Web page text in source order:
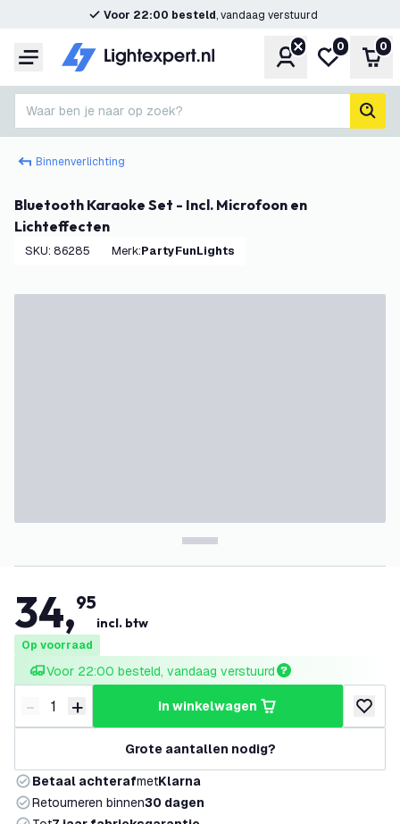
Voor 22:00 besteld, vandaag verstuurd
Menu Account
Mijn
0 0
Waar ben je naar op zoek?
Binnenverlichting
Bluetooth Karaoke Set - Incl. Microfoon en
Lichteffecten
SKU: 86285 Merk: PartyFunLights
34,95
incl. btw
Op voorraad
Voor 22:00 besteld, vandaag verstuurd
Verminder hoeveelheid
- Verhoog hoeveelheid
+ in winkelwagen
Grote aantallen nodig?
Betaal achterafmetKlarna
Retourneren binnen30 dagen